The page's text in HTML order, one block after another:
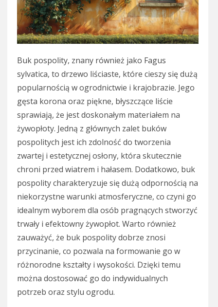
Buk pospolity, znany również jako Fagus
sylvatica, to drzewo liściaste, które cieszy się dużą
popularnością w ogrodnictwie i krajobrazie. Jego
gęsta korona oraz piękne, błyszczące liście
sprawiają, że jest doskonałym materiałem na
żywopłoty. Jedną z głównych zalet buków
pospolitych jest ich zdolność do tworzenia
zwartej i estetycznej osłony, która skutecznie
chroni przed wiatrem i hałasem. Dodatkowo, buk
pospolity charakteryzuje się dużą odpornością na
niekorzystne warunki atmosferyczne, co czyni go
idealnym wyborem dla osób pragnących stworzyć
trwały i efektowny żywopłot. Warto również
zauważyć, że buk pospolity dobrze znosi
przycinanie, co pozwala na formowanie go w
różnorodne kształty i wysokości. Dzięki temu
można dostosować go do indywidualnych
potrzeb oraz stylu ogrodu.